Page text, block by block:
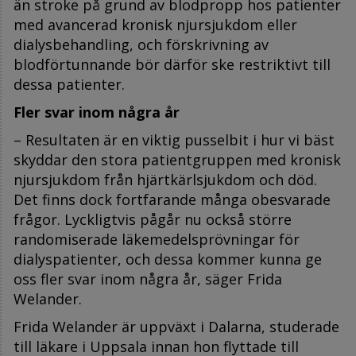
än stroke på grund av blodpropp hos patienter
med avancerad kronisk njursjukdom eller
dialysbehandling, och förskrivning av
blodförtunnande bör därför ske restriktivt till
dessa patienter.
Fler svar inom några år
– Resultaten är en viktig pusselbit i hur vi bäst
skyddar den stora patientgruppen med kronisk
njursjukdom från hjärtkärlsjukdom och död.
Det finns dock fortfarande många obesvarade
frågor. Lyckligtvis pågår nu också större
randomiserade läkemedelsprövningar för
dialyspatienter, och dessa kommer kunna ge
oss fler svar inom några år, säger Frida
Welander.
Frida Welander är uppväxt i Dalarna, studerade
till läkare i Uppsala innan hon flyttade till